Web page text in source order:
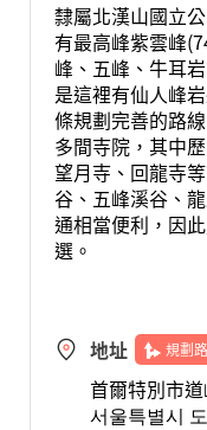
隸屬北漢山國立
有最高峰紫雲峰
峰、五峰、牛耳
是這裡有仙人峰
條規劃完善的路
多間寺院，其中
望月寺、回龍寺
谷、五峰溪谷、
通相當便利，因
選。
地址 規劃
首爾特別市
서울특별시